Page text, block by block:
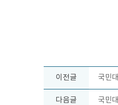
이전글 국민
다음글 국민